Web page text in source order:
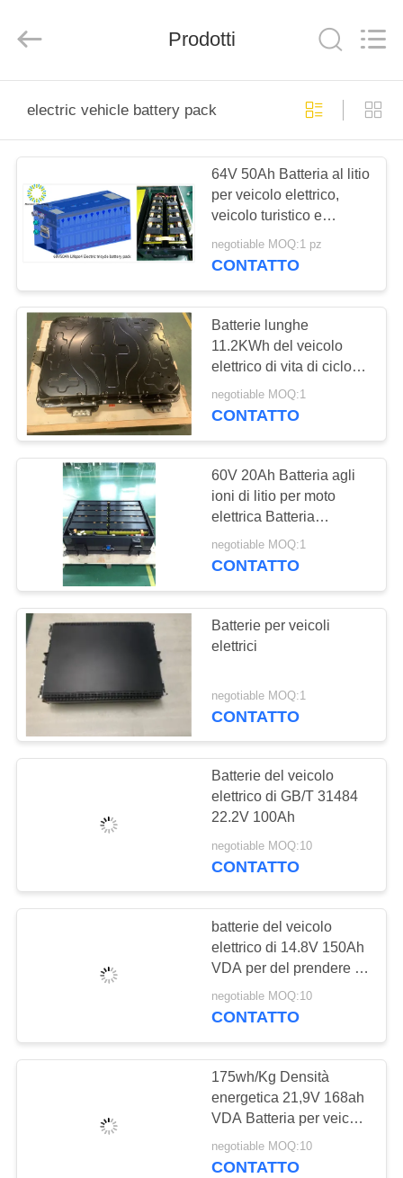
PRODOTTI
MOSTRA
VR
CIRCA
NOI
GIRO
DELLA
FABBRICA
CONTROLLO
QUALITÀ
CONTATTICI
RICHIEDA
UNA
POLITICA
PRIVACY
New
Energy
All
Reserved.
Prodotti
electric vehicle battery pack
64V 50Ah Batteria al litio
per veicolo elettrico,
veicolo turistico e
automobile ROHS
negotiable MOQ:1 pz
CONTATTO
Batterie lunghe
11.2KWh del veicolo
elettrico di vita di ciclo
LiFePo4 per il veicolo a
bassa velocità
negotiable MOQ:1
CONTATTO
60V 20Ah Batteria agli
ioni di litio per moto
elettrica Batteria
LiFePO4 per triciclo
elettrico
negotiable MOQ:1
CONTATTO
Batterie per veicoli
elettrici
negotiable MOQ:1
CONTATTO
Batterie del veicolo
elettrico di GB/T 31484
22.2V 100Ah
negotiable MOQ:10
CONTATTO
batterie del veicolo
elettrico di 14.8V 150Ah
VDA per del prendere il
camion
negotiable MOQ:10
CONTATTO
175wh/Kg Densità
energetica 21,9V 168ah
VDA Batteria per veicoli
elettrici per scooter
elettrici
negotiable MOQ:10
CONTATTO